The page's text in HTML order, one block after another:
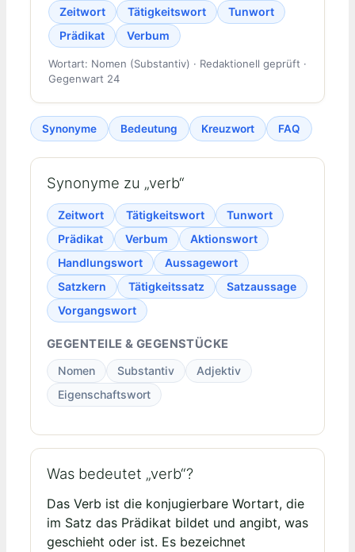
Zeitwort Tätigkeitswort
Tunwort
Prädikat
Verbum
Wortart: Nomen (Substantiv) · Redaktionell geprüft ·
Gegenwart 24
Synonyme Bedeutung Kreuzwort FAQ
Synonyme zu „verb“
Zeitwort Tätigkeitswort
Tunwort
Prädikat
Verbum
Aktionswort
Handlungswort
Aussagewort
Satzkern
Tätigkeitssatz
Satzaussage
Vorgangswort
GEGENTEILE & GEGENSTÜCKE
Nomen Substantiv
Adjektiv
Eigenschaftswort
Was bedeutet „verb“?
Das Verb ist die konjugierbare Wortart, die
im Satz das Prädikat bildet und angibt, was
geschieht oder ist. Es bezeichnet